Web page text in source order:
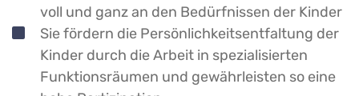
voll und ganz an den Bedürfnissen der Kinder
Sie fördern die Persönlichkeitsentfaltung der
Kinder durch die Arbeit in spezialisierten
Funktionsräumen und gewährleisten so eine